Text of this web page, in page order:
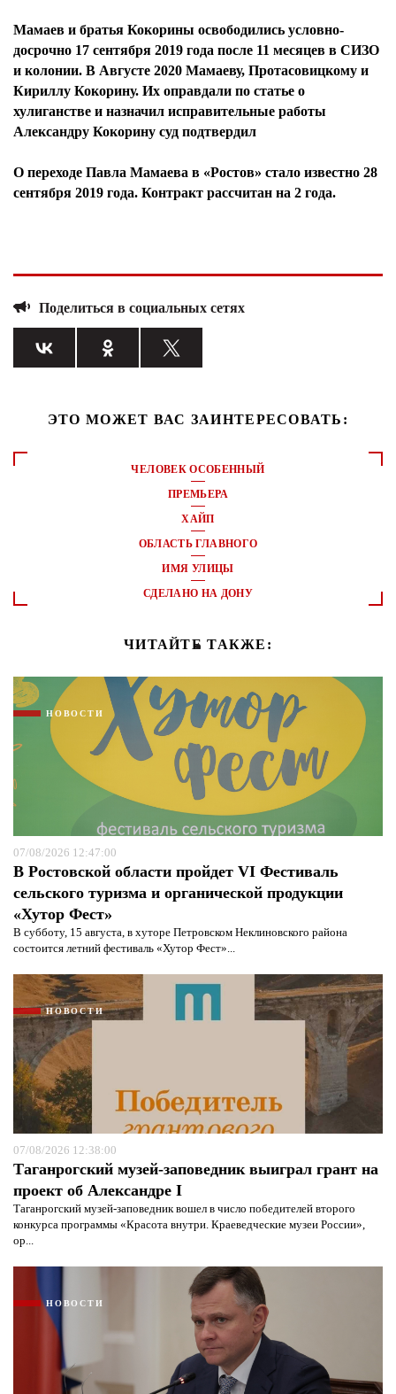
Мамаев и братья Кокорины освободились условно-
досрочно 17 сентября 2019 года после 11 месяцев в СИЗО
и колонии. В Августе 2020 Мамаеву, Протасовицкому и
Кириллу Кокорину. Их оправдали по статье о
хулиганстве и назначил исправительные работы
Александру Кокорину суд подтвердил
О переходе Павла Мамаева в «Ростов» стало известно 28
сентября 2019 года. Контракт рассчитан на 2 года.
Поделиться в социальных сетях
ЭТО МОЖЕТ ВАС ЗАИНТЕРЕСОВАТЬ:
ЧЕЛОВЕК ОСОБЕННЫЙ
ПРЕМЬЕРА
ХАЙП
ОБЛАСТЬ ГЛАВНОГО
ИМЯ УЛИЦЫ
СДЕЛАНО НА ДОНУ
ЧИТАЙТЕ ТАКЖЕ:
НОВОСТИ
07/08/2026 12:47:00
В Ростовской области пройдет VI Фестиваль
сельского туризма и органической продукции
«Хутор Фест»
В субботу, 15 августа, в хуторе Петровском Неклиновского района
состоится летний фестиваль «Хутор Фест»...
НОВОСТИ
07/08/2026 12:38:00
Таганрогский музей-заповедник выиграл грант на
проект об Александре I
Таганрогский музей-заповедник вошел в число победителей второго
конкурса программы «Красота внутри. Краеведческие музеи России»,
ор...
НОВОСТИ